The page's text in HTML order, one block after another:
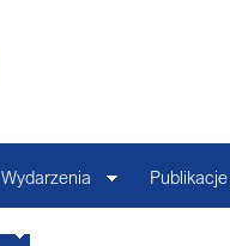
Wydarzenia Publikacje